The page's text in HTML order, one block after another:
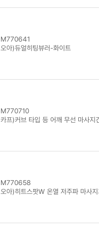
M770641
오아)듀얼히팅뷰러-화이트
M770710
카프)커브 타입 등 어깨 무선 마사
M770658
오아)히트스팟W 온열 저주파 마사